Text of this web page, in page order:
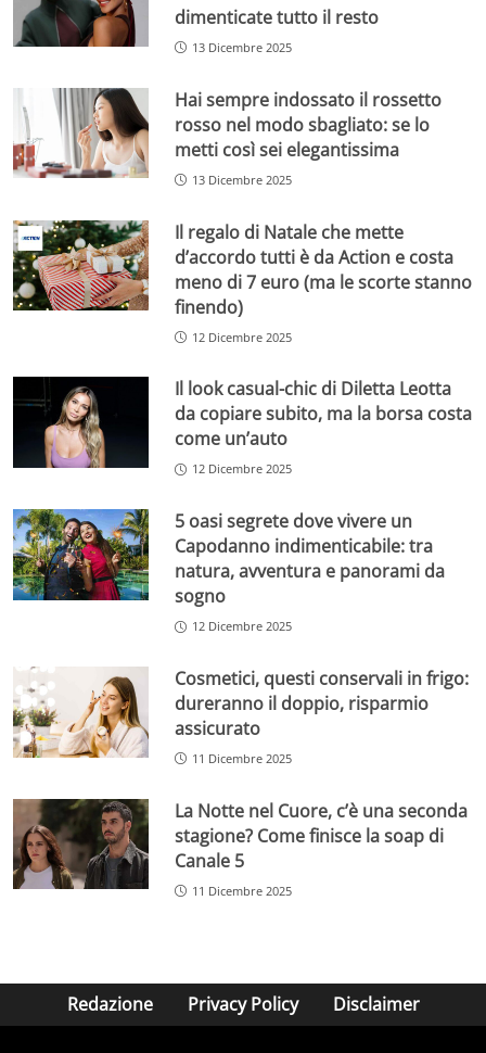
dimenticate tutto il resto
13 Dicembre 2025
Hai sempre indossato il rossetto
rosso nel modo sbagliato: se lo
metti così sei elegantissima
13 Dicembre 2025
Il regalo di Natale che mette
d’accordo tutti è da Action e costa
meno di 7 euro (ma le scorte stanno
finendo)
12 Dicembre 2025
Il look casual-chic di Diletta Leotta
da copiare subito, ma la borsa costa
come un’auto
12 Dicembre 2025
5 oasi segrete dove vivere un
Capodanno indimenticabile: tra
natura, avventura e panorami da
sogno
12 Dicembre 2025
Cosmetici, questi conservali in frigo:
dureranno il doppio, risparmio
assicurato
11 Dicembre 2025
La Notte nel Cuore, c’è una seconda
stagione? Come finisce la soap di
Canale 5
11 Dicembre 2025
Redazione Privacy Policy Disclaimer